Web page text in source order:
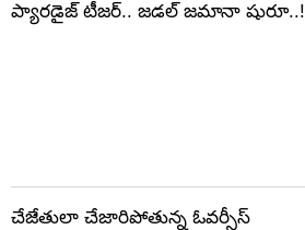
ప్యారడైజ్ టీజర్.. జడల్ జమానా షురూ..!
చేజేతులా చేజారిపోతున్న ఓవర్సీస్